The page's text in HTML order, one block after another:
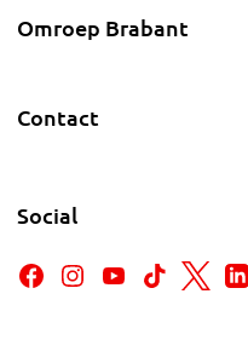
Omroep Brabant
Contact
Social